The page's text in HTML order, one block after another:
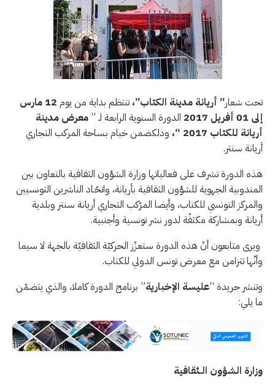
تحت شعار” أريانة مدينة الكتاب”، تنتظم بداية من يوم
مارس
إلى 01 أفريل 2017
الدورة السنوية الرابعة لـ ” معرض مدينة
أريانة للكتاب 2017 “،
وذلكضمن خيام بـساحة المركب التجاري
أريانة سنتر.
هذه الدورة تشرف على فعالياتها وزارة الشؤون الثقافية بالتعاون بين
المندوبية الجهوية للشؤون الثقافية بأريانة، واتحّـاد الناشرين التونسيين
والمركز التونسي للكتاب، وأيضا المرّكب التجاري أريانة سنتر وبلدية
أريانة وبمشاركة مكثفّة لدور نشر تونسية وأجنبية.
ويرى متابعون أنّ هذه الدورة ستعزّز الحركيّة الثقافيّة بالجهة لا سيما
وأنّها تتزامن مع معرض تونس الدولي للكتاب.
وتنشر جريدة “عليسة الإخبارية” برنامج الدورة كاملا، والذي يتضمّن
ما يلي:
وزارة الشؤون الــثقافية